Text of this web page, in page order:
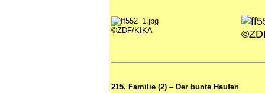
©ZDF/KIKA
215. Familie (2) – Der bunte Haufen